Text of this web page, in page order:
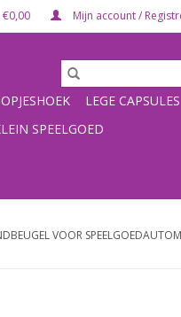
Mijn account /
LEGE CAPSULES
SPEELGOED
VOOR